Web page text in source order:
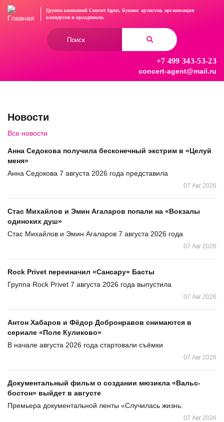
Перейти
Группа компаний Concert Agent. Букинг артистов, организация
концертови праздников.
+7 499 343-53-23
concert-agent@mail.ru
Новости
Все новости
Анна Седокова получила бесконечный экстрим в «Целуй
меня»
Анна Седокова 7 августа 2026 года представила
07 Авг 2026
Стас Михайлов и Эмин Агаларов попали на «Вокзалы
одиноких душ»
Стас Михайлов и Эмин Агаларов 7 августа 2026 года
07 Авг 2026
Rock Privet переиначил «Сансару» Басты
Группа Rock Privet 7 августа 2026 года выпустила
07 Авг 2026
Антон Хабаров и Фёдор Добронравов снимаются в
сериале «Поле Куликово»
В начале августа 2026 года стартовали съёмки
07 Авг 2026
Документальный фильм о создании мюзикла «Вальс-
бостон» выйдет в августе
Премьера документальной ленты «Случилась жизнь:
07 Авг 2026